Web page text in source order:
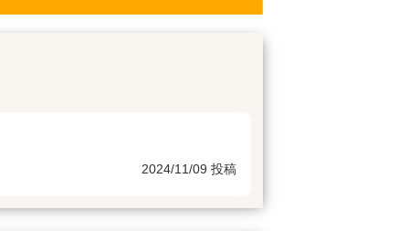
2024/11/09 投稿